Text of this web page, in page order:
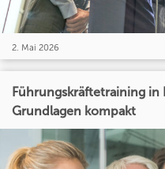
2. Mai 2026
Führungskräftetraining in
Grundlagen kompakt